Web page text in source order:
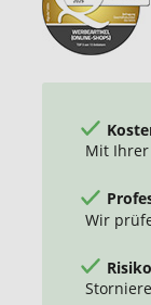
Mit
Wir